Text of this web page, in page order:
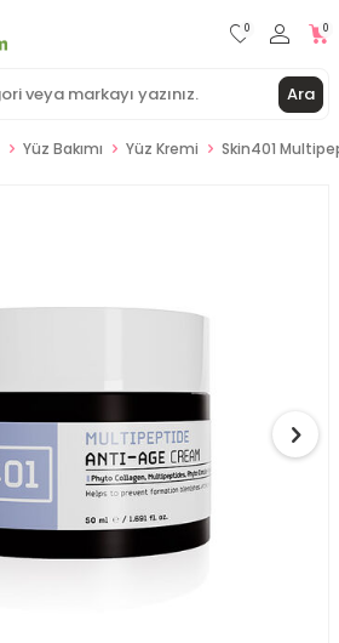
Ara
0 0
Yüz Bakımı Yüz Kremi Skin401